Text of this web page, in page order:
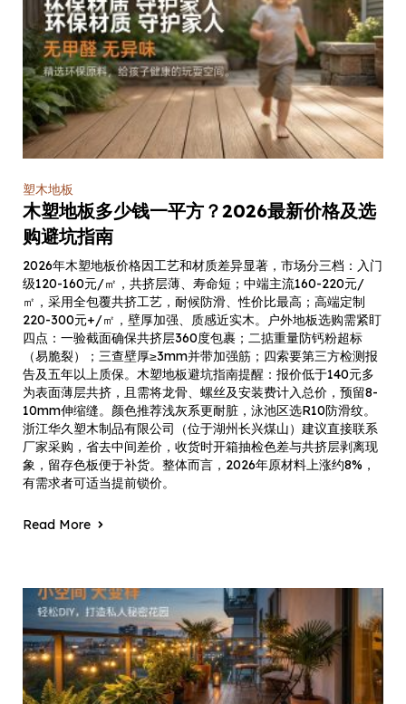
塑木地板
木塑地板多少钱一平方？2026最新价格及选
购避坑指南
2026年木塑地板价格因工艺和材质差异显著，市场分三档：入门
级120-160元/㎡，共挤层薄、寿命短；中端主流160-220元/
㎡，采用全包覆共挤工艺，耐候防滑、性价比最高；高端定制
220-300元+/㎡，壁厚加强、质感近实木。户外地板选购需紧盯
四点：一验截面确保共挤层360度包裹；二掂重量防钙粉超标
（易脆裂）；三查壁厚≥3mm并带加强筋；四索要第三方检测报
告及五年以上质保。木塑地板避坑指南提醒：报价低于140元多
为表面薄层共挤，且需将龙骨、螺丝及安装费计入总价，预留8-
10mm伸缩缝。颜色推荐浅灰系更耐脏，泳池区选R10防滑纹。
浙江华久塑木制品有限公司（位于湖州长兴煤山）建议直接联系
厂家采购，省去中间差价，收货时开箱抽检色差与共挤层剥离现
象，留存色板便于补货。整体而言，2026年原材料上涨约8%，
有需求者可适当提前锁价。
Read More